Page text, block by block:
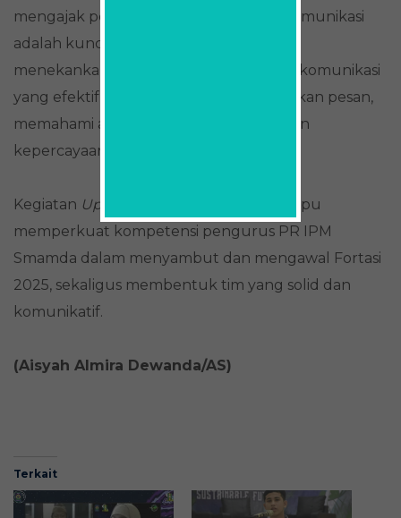
mengajak peserta memahami bahwa komunikasi
adalah kunci utama dalam organisasi. Ia
menekankan pentingnya keterampilan komunikasi
yang efektif, mulai dari cara menyampaikan pesan,
memahami audiens, hingga membangun
kepercayaan tim.
Kegiatan Upgrading
ini diharapkan mampu
memperkuat kompetensi pengurus PR IPM
Smamda dalam menyambut dan mengawal Fortasi
2025, sekaligus membentuk tim yang solid dan
komunikatif.
(Aisyah Almira Dewanda/AS)
Terkait